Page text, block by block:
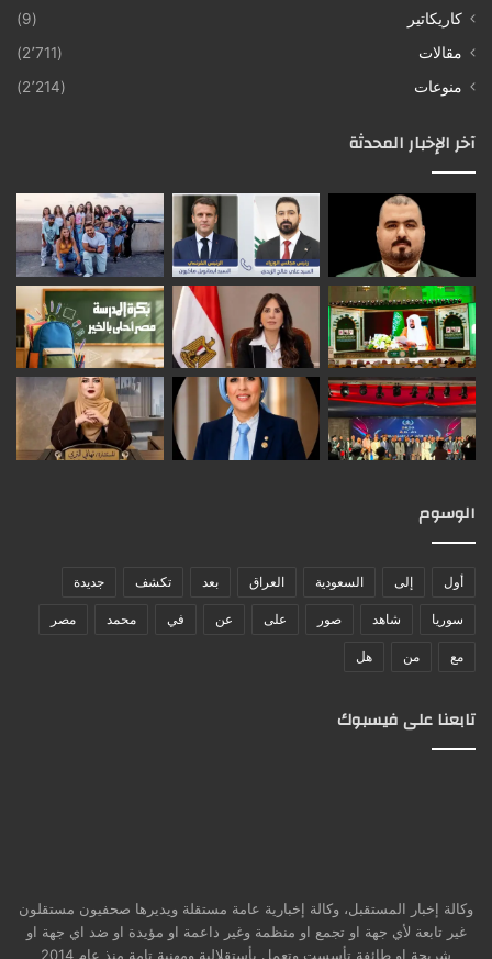
كاريكاتير
(9)
مقالات
(2٬711)
منوعات
(2٬214)
آخر الإخبار المحدثة
الوسوم
أول إلى السعودية العراق بعد تكشف جديدة
سوريا شاهد صور على عن في محمد مصر
مع من هل
تابعنا على فيسبوك
وكالة إخبار المستقبل، وكالة إخبارية عامة مستقلة ويديرها صحفيون مستقلون
غير تابعة لأي جهة او تجمع او منظمة وغير داعمة او مؤيدة او ضد اي جهة او
شريحة او طائفة تأسست وتعمل بأستقلالية ومهنية تامة منذ عام 2014